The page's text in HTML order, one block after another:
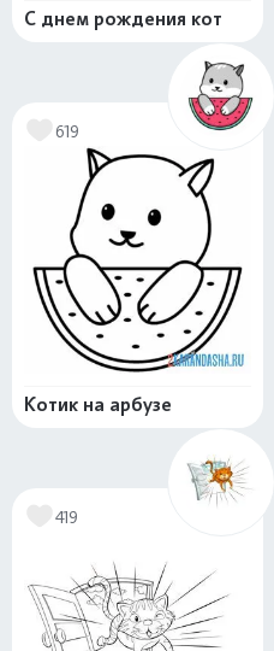
С днем рождения кот
619
Котик на арбузе
419